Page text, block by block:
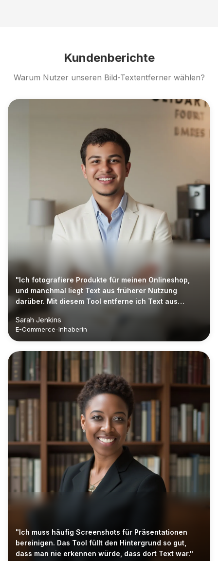
Kundenberichte
Warum Nutzer unseren Bild-Textentferner wählen?
"Ich fotografiere Produkte für meinen Onlineshop,
und manchmal liegt Text aus früherer Nutzung
darüber. Mit diesem Tool entferne ich Text aus
Sarah Jenkins
E-Commerce-Inhaberin
"Ich muss häufig Screenshots für Präsentationen
bereinigen. Das Tool füllt den Hintergrund so gut,
dass man nie erkennen würde, dass dort Text war."